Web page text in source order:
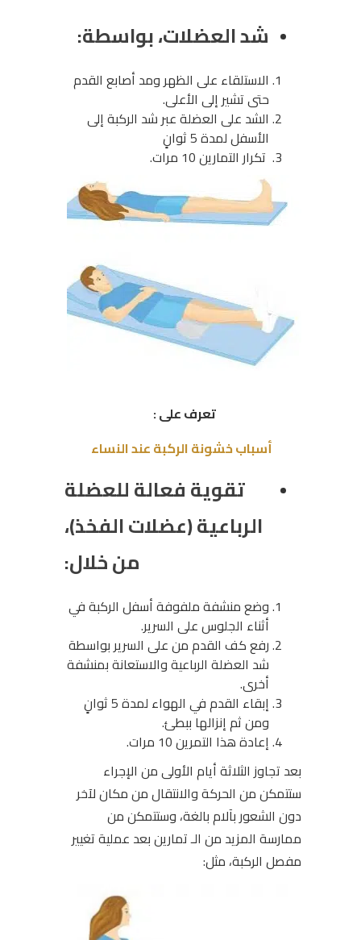
شد العضلات، بواسطة:
الاستلقاء على الظهر ومد أصابع القدم
حتى تشير إلى الأعلى.
الشد على العضلة عبر شد الركبة إلى
الأسفل لمدة 5 ثوانٍ
تكرار التمارين 10 مرات.
تعرف على :
أسباب خشونة الركبة عند النساء
تقوية فعالة للعضلة
الرباعية (عضلات الفخذ)،
من خلال:
وضع منشفة ملفوفة أسفل الركبة في
أثناء الجلوس على السرير.
رفع كف القدم من على السرير بواسطة
شد العضلة الرباعية والاستعانة بمنشفة
أخرى.
إبقاء القدم في الهواء لمدة 5 ثوانٍ
ومن ثم إنزالها ببطئ.
إعادة هذا التمرين 10 مرات.
بعد تجاوز الثلاثة أيام الأولى من الإجراء
ستتمكن من الحركة والانتقال من مكان لآخر
دون الشعور بآلام بالغة، وستتمكن من
ممارسة المزيد من الـ تمارين بعد عملية تغيير
مفصل الركبة، مثل: